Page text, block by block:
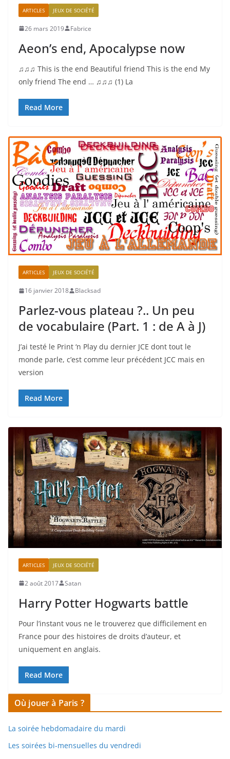
ARTICLES JEUX DE SOCIÉTÉ
26 mars 2019 Fabrice
Aeon’s end, Apocalypse now
♫♫♫ This is the end Beautiful friend This is the end My
only friend The end … ♫♫♫ (1) La
Read More
ARTICLES JEUX DE SOCIÉTÉ
16 janvier 2018 Blacksad
Parlez-vous plateau ?.. Un peu
de vocabulaire (Part. 1 : de A à J)
J’ai testé le Print ‘n Play du dernier JCE dont tout le
monde parle, c’est comme leur précédent JCC mais en
version
Read More
ARTICLES JEUX DE SOCIÉTÉ
2 août 2017 Satan
Harry Potter Hogwarts battle
Pour l’instant vous ne le trouverez que difficilement en
France pour des histoires de droits d’auteur, et
uniquement en anglais.
Read More
Où jouer à Paris ?
La soirée hebdomadaire du mardi
Les soirées bi-mensuelles du vendredi